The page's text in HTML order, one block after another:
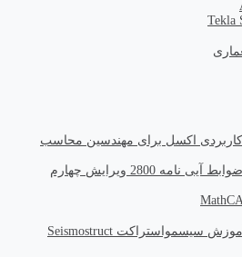
Tekla
اکسل برای مهندسین محاسب
بررسی ضوابط آیی نامه 2800 ویرایش چهارم
آموزش سیسمواستراکت Seismostruct